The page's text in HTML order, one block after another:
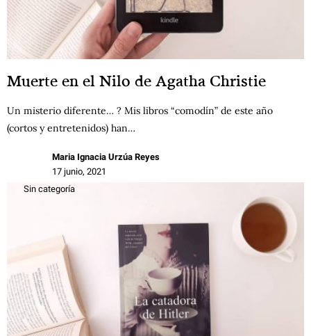
Muerte en el Nilo de Agatha Christie
Un misterio diferente… ? Mis libros “comodín” de este año
(cortos y entretenidos) han…
Maria Ignacia Urzúa Reyes
17 junio, 2021
Sin categoría